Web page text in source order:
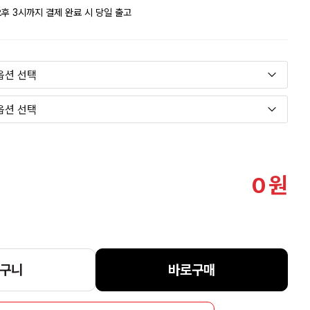
3시까지 결제 완료 시 당일 출고
0원
니 바로구매